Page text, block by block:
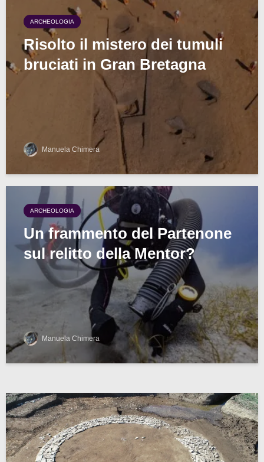
ARCHEOLOGIA
Risolto il mistero dei tumuli
bruciati in Gran Bretagna
Manuela Chimera
ARCHEOLOGIA
Un frammento del Partenone
sul relitto della Mentor?
Manuela Chimera